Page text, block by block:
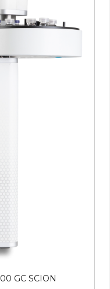
GC SCION